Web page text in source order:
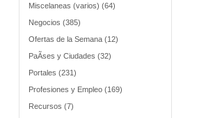
Miscelaneas (varios) (64)
Negocios (385)
Ofertas de la Semana (12)
PaÃ­ses y Ciudades (32)
Portales (231)
Profesiones y Empleo (169)
Recursos (7)